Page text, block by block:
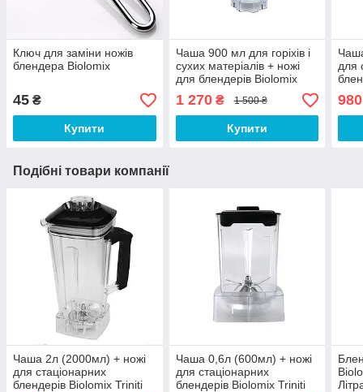
Ключ для заміни ножів
блендера Biolomix
45 ₴
Купити
Чаша 900 мл для горіхів і
сухих матеріалів + ножі
для блендерів Biolomix
1 270₴ 1 500 ₴
Купити
для
980
Подібні товари компанії
Чаша 2л (2000мл) + ножі
для стаціонарних
блендерів Biolomix Triniti
Чаша 0,6л (600мл) + ножі
для стаціонарних
блендерів Biolomix Triniti